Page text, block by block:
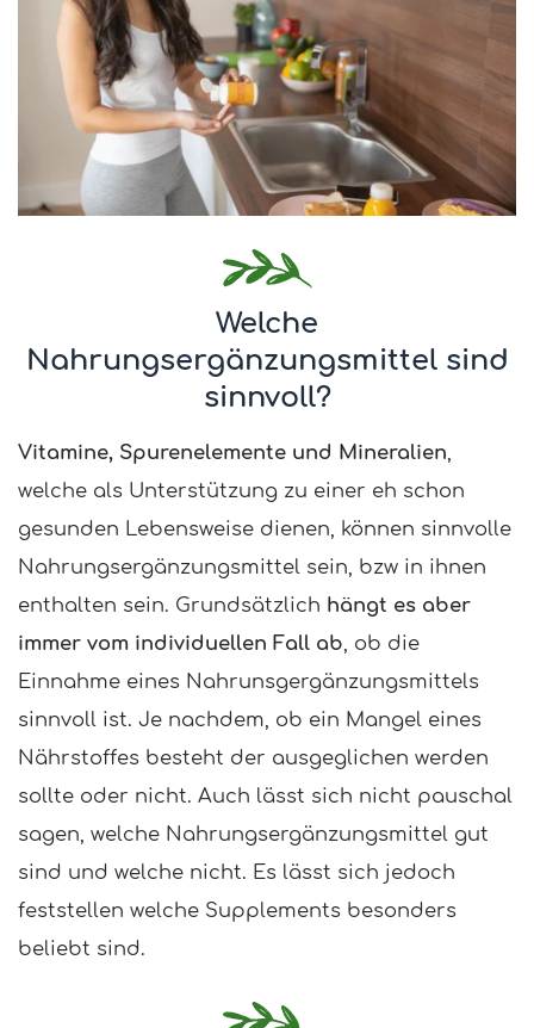
Welche
Nahrungsergänzungsmittel sind
sinnvoll?
Vitamine, Spurenelemente und Mineralien,
welche als Unterstützung zu einer eh schon
gesunden Lebensweise dienen, können sinnvolle
Nahrungsergänzungsmittel sein, bzw in ihnen
enthalten sein. Grundsätzlich hängt es aber
immer vom individuellen Fall ab, ob die
Einnahme eines Nahrunsgergänzungsmittels
sinnvoll ist. Je nachdem, ob ein Mangel eines
Nährstoffes besteht der ausgeglichen werden
sollte oder nicht. Auch lässt sich nicht pauschal
sagen, welche Nahrungsergänzungsmittel gut
sind und welche nicht. Es lässt sich jedoch
feststellen welche Supplements besonders
beliebt sind.